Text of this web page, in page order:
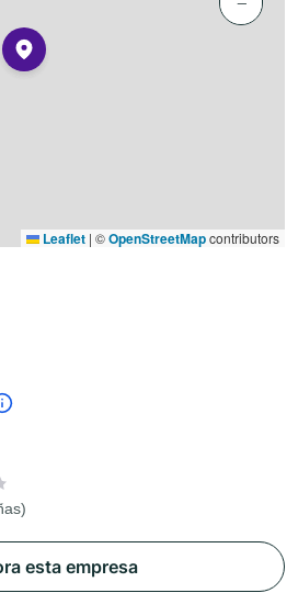
Leaflet | ©OpenStreetMapcontributors
esta empresa